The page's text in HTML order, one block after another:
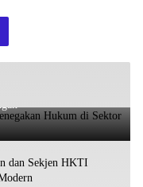
Terkait Penegakan
dan Sekjen HKTI